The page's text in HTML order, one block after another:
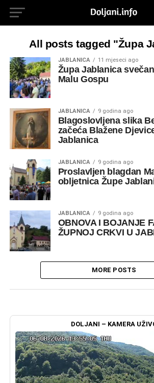
All posts tagged "Župa
JABLANICA 11 mjeseci ago
Župa Jablanica
Malu Gospu
JABLANICA 9 godina ago
Blagoslovljena slika
začeća Blažene
Jablanica
JABLANICA 9 godina ago
Proslavljen blagdan
obljetnica Župe
JABLANICA 9 godina ago
OBNOVA I BOJANJE
ŽUPNOJ CRKVI U
MORE POSTS
DOLJANI – KAMERA